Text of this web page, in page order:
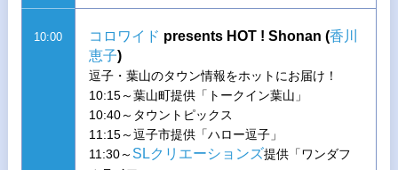
10:00 コロワイド presents HOT ! Shonan (香川
恵子)
逗子・葉山のタウン情報をホットにお届け！
10:15～葉山町提供「トークイン葉山」
10:40～タウントピックス
11:15～逗子市提供「ハロー逗子」
11:30～ SLクリエーションズ提供「ワンダフ